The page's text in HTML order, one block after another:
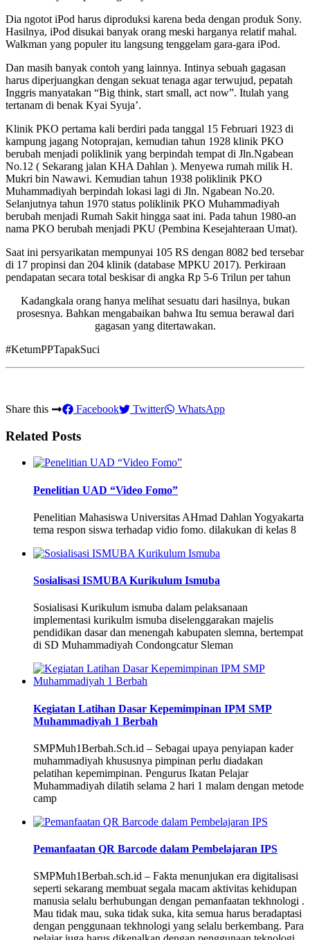
Dia ngotot iPod harus diproduksi karena beda dengan produk Sony.
Hasilnya, iPod disukai banyak orang meski harganya relatif mahal.
Walkman yang populer itu langsung tenggelam gara-gara iPod.
Dan masih banyak contoh yang lainnya. Intinya sebuah gagasan
harus diperjuangkan dengan sekuat tenaga agar terwujud, pepatah
Inggris manyatakan “Big think, start small, act now”. Itulah yang
tertanam di benak Kyai Syuja’.
Klinik PKO pertama kali berdiri pada tanggal 15 Februari 1923 di
kampung jagang Notoprajan, kemudian tahun 1928 klinik PKO
berubah menjadi poliklinik yang berpindah tempat di Jln.Ngabean
No.12 ( Sekarang jalan KHA Dahlan ). Menyewa rumah milik H.
Mukri bin Nawawi. Kemudian tahun 1938 poliklinik PKO
Muhammadiyah berpindah lokasi lagi di Jln. Ngabean No.20.
Selanjutnya tahun 1970 status poliklinik PKO Muhammadiyah
berubah menjadi Rumah Sakit hingga saat ini. Pada tahun 1980-an
nama PKO berubah menjadi PKU (Pembina Kesejahteraan Umat).
Saat ini persyarikatan mempunyai 105 RS dengan 8082 bed tersebar
di 17 propinsi dan 204 klinik (database MPKU 2017). Perkiraan
pendapatan secara total beskisar di angka Rp 5-6 Trilun per tahun
Kadangkala orang hanya melihat sesuatu dari hasilnya, bukan
prosesnya. Bahkan mengabaikan bahwa Itu semua berawal dari
gagasan yang ditertawakan.
#KetumPPTapakSuci
Share this Facebook Twitter WhatsApp
Related Posts
Penelitian UAD “Video Fomo”
Penelitian Mahasiswa Universitas AHmad Dahlan Yogyakarta
tema respon siswa terhadap vidio fomo. dilakukan di kelas 8
Sosialisasi ISMUBA Kurikulum Ismuba
Sosialisasi Kurikulum ismuba dalam pelaksanaan
implementasi kurikulm ismuba diselenggarakan majelis
pendidikan dasar dan menengah kabupaten slemna, bertempat
di SD Muhammadiyah Condongcatur Sleman
Kegiatan Latihan Dasar Kepemimpinan IPM SMP
Muhammadiyah 1 Berbah
SMPMuh1Berbah.Sch.id – Sebagai upaya penyiapan kader
muhammadiyah khususnya pimpinan perlu diadakan
pelatihan kepemimpinan. Pengurus Ikatan Pelajar
Muhammadiyah dilatih selama 2 hari 1 malam dengan metode
camp
Pemanfaatan QR Barcode dalam Pembelajaran IPS
SMPMuh1Berbah.sch.id – Fakta menunjukan era digitalisasi
seperti sekarang membuat segala macam aktivitas kehidupan
manusia selalu berhubungan dengan pemanfaatan tekhnologi .
Mau tidak mau, suka tidak suka, kita semua harus beradaptasi
dengan penggunaan tekhnologi yang selalu berkembang. Para